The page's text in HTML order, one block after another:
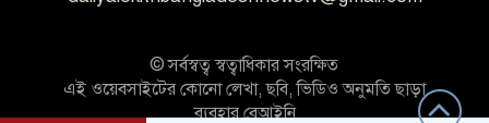
শিশু ধর্ষণের অভিযোগে অভিযুক্ত গ্রেফতার ১
© সর্বস্বত্ব স্বত্বাধিকার সংরক্ষিত
এই ওয়েবসাইটের কোনো লেখা, ছবি, ভিডিও অনুমতি ছাড়া
ব্যবহার বেআইনি